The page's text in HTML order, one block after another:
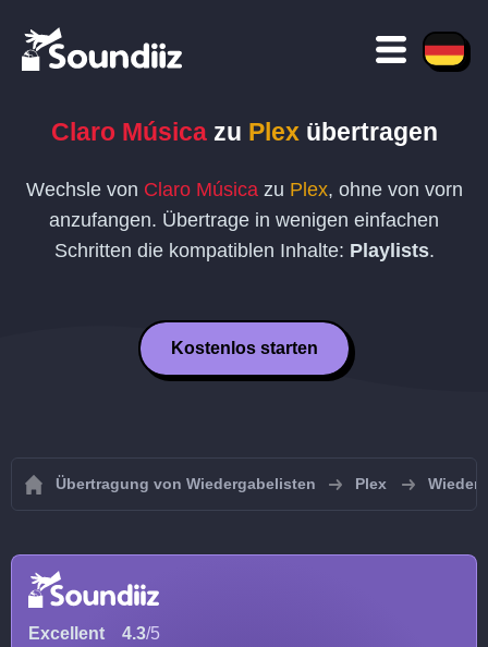
Claro Músicazu Plex übertragen
Wechsle von Claro Músicazu Plex, ohne von vorn
anzufangen. Übertrage in wenigen einfachen
Schritten die kompatiblen Inhalte: Playlists.
Kostenlos starten
Übertragung von Wiedergabelisten Plex
Excellent 4.3/5